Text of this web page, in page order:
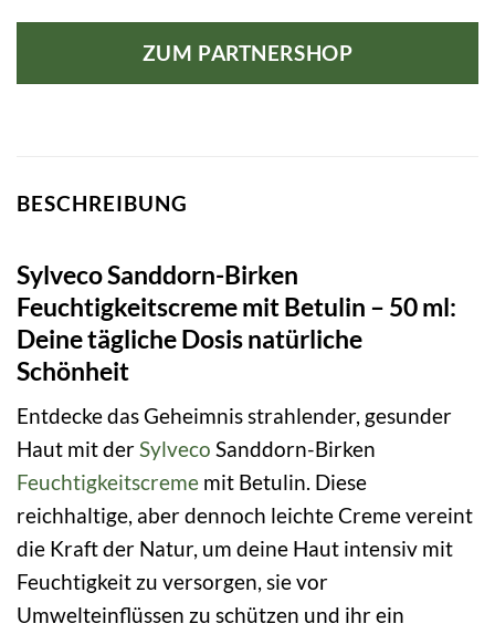
ZUM PARTNERSHOP
BESCHREIBUNG
Sylveco Sanddorn-Birken
Feuchtigkeitscreme mit Betulin – 50 ml:
Deine tägliche Dosis natürliche
Schönheit
Entdecke das Geheimnis strahlender, gesunder
Haut mit derSylveco Sanddorn-Birken
Feuchtigkeitscreme mit Betulin. Diese
reichhaltige, aber dennoch leichte Creme vereint
die Kraft der Natur, um deine Haut intensiv mit
Feuchtigkeit zu versorgen, sie vor
Umwelteinflüssen zu schützen und ihr ein